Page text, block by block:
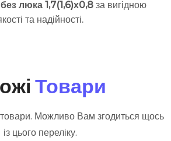
люка 1,7(1,6)х0,8 за вигідною
та надійності.
Товари
Можливо Вам згодиться щось
із цього переліку.